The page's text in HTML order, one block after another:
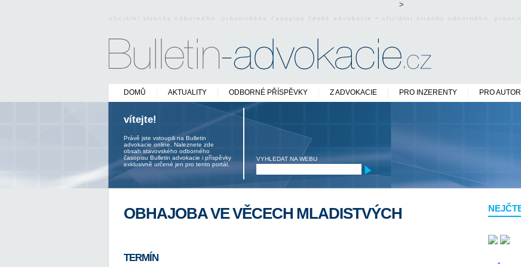
>
oficiální stránky odborného právnického časopisu české advokacie • oficiální stránky odborného
DOMŮ AKTUALITY ODBORNÉ PŘÍSPĚVKY Z ADVOKACIE PRO INZERENTY PRO
vítejte!
Právě jste vstoupili na Bulletin
advokacie online. Naleznete zde
obsah stavovského odborného
časopisu Bulletin advokacie i příspěvky
exklusivně určené jen pro tento portál.
VYHLEDAT NA WEBU
OBHAJOBA VE VĚCECH MLADISTVÝCH
TERMÍN